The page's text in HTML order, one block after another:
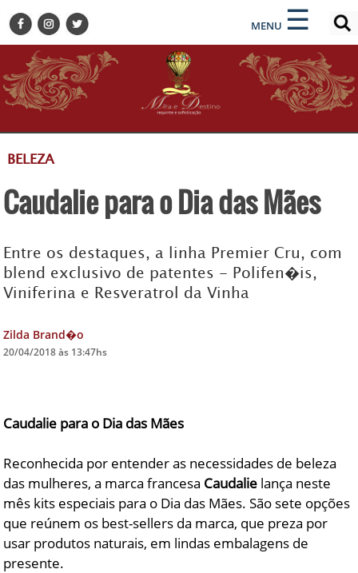
MENU ☰
×
BELEZA
BUSINESS E NEGÓCIOS
CULTURA
DESTINOS
GASTRONOMIA
HOTELARIA
MODA
PETS
SOCIAL
QUEM SOMOS
ÚLTIMAS NOTÍCIAS
FALE CONOSCO
×
ENCONTRE SUA NOTÍCIA
BELEZA
Caudalie para o Dia das Mães
Entre os destaques, a linha Premier Cru, com
blend exclusivo de patentes - Polifen�is,
Viniferina e Resveratrol da Vinha
Zilda Brand�o
20/04/2018 às 13:47hs
Caudalie para o Dia das Mães
Reconhecida por entender as necessidades de beleza
das mulheres, a marca francesa Caudalie lança neste
mês kits especiais para o Dia das Mães. São sete opções
que reúnem os best-sellers da marca, que preza por
usar produtos naturais, em lindas embalagens de
presente.